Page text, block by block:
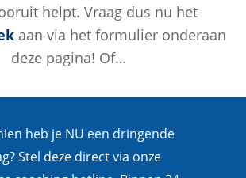
helpt. Vraag dus nu het
aan via het formulier onderaan
deze pagina! Of…
heb je NU een dringende
Stel deze direct via onze